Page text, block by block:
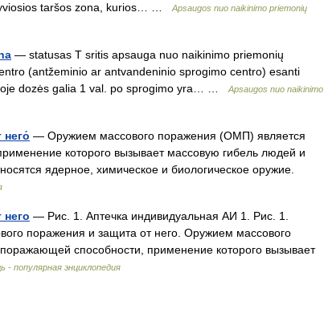
taršos zona, kurios… …
Apsaugos nuo naikinimo priemonių
— statusas T sritis apsauga nuo naikinimo priemonių
(antžeminio ar antvandeninio sprogimo centro) esanti
dozės galia 1 val. po sprogimo yra… …
Apsaugos nuo naikinimo
— Оружием массового поражения (ОМП) является
которого вызывает массовую гибель людей и
ядерное, химическое и биологическое оружие.
— Рис. 1. Аптечка индивидуальная АИ 1. Рис. 1.
поражения и защита от него. Оружием массового
способности, применение которого вызывает
- популярная энциклопедия